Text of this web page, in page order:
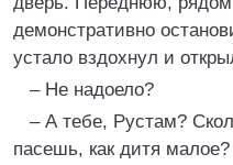
демонстративно
устало вздохнул и
– Не надоело?
– А тебе, Рустам?
пасешь, как дитя